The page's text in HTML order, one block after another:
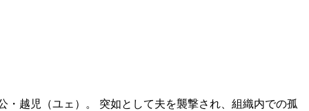
越児（ユェ）。 突如として夫を襲撃され、組織内での孤